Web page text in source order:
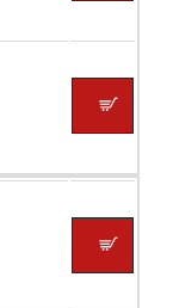
БЕЗПЛАТНО
БЕЗПЛАТНО